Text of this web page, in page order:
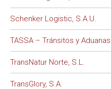
Schenker Logistic, S.A.U.
TASSA – Tránsitos y
TransNatur Norte, S.L.
TransGlory, S.A.